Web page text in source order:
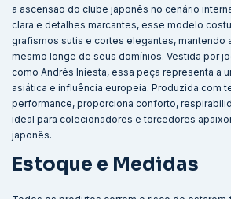
a ascensão do clube japonês no cenário
clara e detalhes marcantes, esse modelo
grafismos sutis e cortes elegantes, mantendo
mesmo longe de seus domínios. Vestida por
como Andrés Iniesta, essa peça representa a
asiática e influência europeia. Produzida com
performance, proporciona conforto,
ideal para colecionadores e torcedores
japonês.
Estoque e Medidas